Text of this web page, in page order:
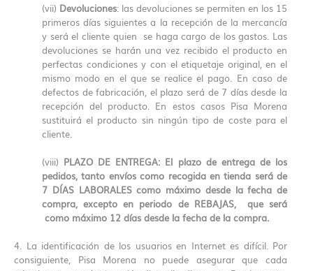
(vii) Devoluciones: las devoluciones se permiten en los 15
primeros días siguientes a la recepción de la mercancía
y será el cliente quien se haga cargo de los gastos. Las
devoluciones se harán una vez recibido el producto en
perfectas condiciones y con el etiquetaje original, en el
mismo modo en el que se realice el pago. En caso de
defectos de fabricación, el plazo será de 7 días desde la
recepción del producto. En estos casos Pisa Morena
sustituirá el producto sin ningún tipo de coste para el
cliente.
(viii) PLAZO DE ENTREGA: El plazo de entrega de los
pedidos, tanto envíos como recogida en tienda será de
7 DÍAS LABORALES como máximo desde la fecha de
compra, excepto en periodo de REBAJAS, que será
como máximo 12 días desde la fecha de la compra.
4. La identificación de los usuarios en Internet es difícil. Por
consiguiente, Pisa Morena no puede asegurar que cada